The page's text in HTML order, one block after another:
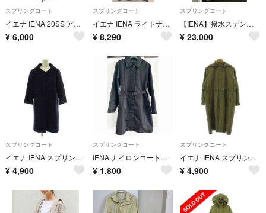
スプリングコート
イエナ IENA 20SS アセテートコットンオーバーチェスターコート ロング
¥ 6,000
スプリングコート
イエナ IENA ライトナイロンフードコート ロングマウンテンパーカー
¥ 8,290
スプリングコート
【IENA】撥水ステンカラーコート
¥ 23,000
スプリングコート
イエナ IENA スプリングコート 紺 ネイビー 織り柄 ノーカラー 長袖
¥ 4,900
スプリングコート
IENA ナイロンコート ブラック
¥ 1,800
スプリングコート
イエナ IENA スプリングコート 36 カーキ 長袖 ロング丈 フード付き
¥ 4,900